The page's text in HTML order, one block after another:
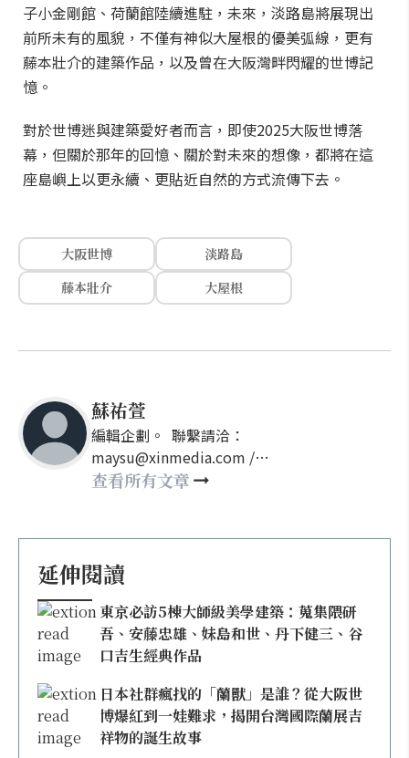
子小金剛館、荷蘭館陸續進駐，未來，淡路島將展現出
前所未有的風貌，不僅有神似大屋根的優美弧線，更有
藤本壯介的建築作品，以及曾在大阪灣畔閃耀的世博記
憶。
對於世博迷與建築愛好者而言，即使2025大阪世博落
幕，但關於那年的回憶、關於對未來的想像，都將在這
座島嶼上以更永續、更貼近自然的方式流傳下去。
大阪世博
淡路島
藤本壯介
大屋根
蘇祐萱
編輯企劃。 聯繫請洽：
maysu@xinmedia.com /
may860527@gmail.com
查看所有文章
延伸閱讀
東京必訪5棟大師級美學建築：蒐集隈研
吾、安藤忠雄、妹島和世、丹下健三、谷
口吉生經典作品
日本社群瘋找的「蘭獸」是誰？從大阪世
博爆紅到一娃難求，揭開台灣國際蘭展吉
祥物的誕生故事